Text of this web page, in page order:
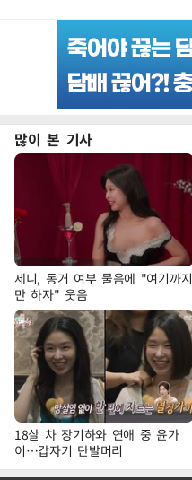
많이 본 기사
제니, 동거 여부 물음에 "여기까지
만 하자" 웃음
18살 차 장기하와 연애 중 윤가
이…갑자기 단발머리